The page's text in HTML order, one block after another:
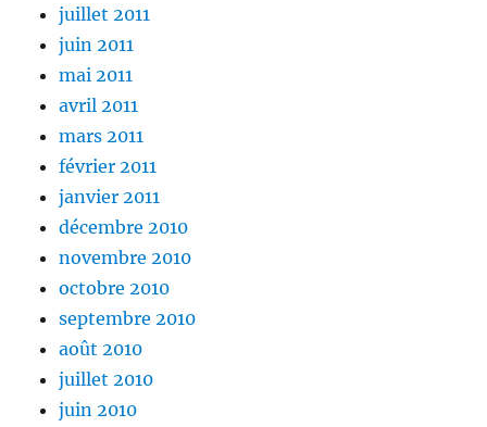
juillet 2011
juin 2011
mai 2011
avril 2011
mars 2011
février 2011
janvier 2011
décembre 2010
novembre 2010
octobre 2010
septembre 2010
août 2010
juillet 2010
juin 2010